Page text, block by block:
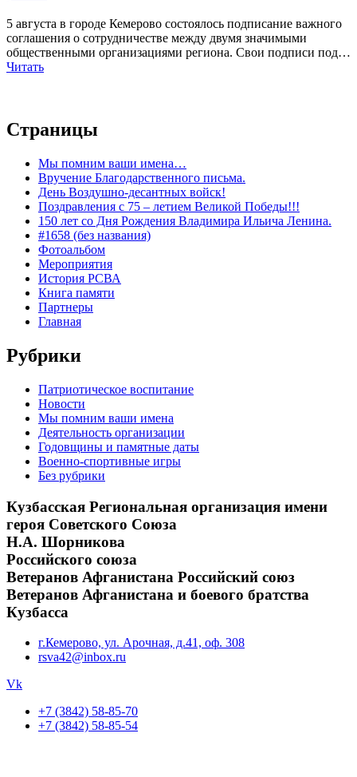
5 августа в городе Кемерово состоялось подписание важного
соглашения о сотрудничестве между двумя значимыми
общественными организациями региона. Свои подписи под…
Читать
Страницы
Мы помним ваши имена…
Вручение Благодарственного письма.
День Воздушно-десантных войск!
Поздравления с 75 – летием Великой Победы!!!
150 лет со Дня Рождения Владимира Ильича Ленина.
#1658 (без названия)
Фотоальбом
Мероприятия
История РСВА
Книга памяти
Партнеры
Главная
Рубрики
Патриотическое воспитание
Новости
Мы помним ваши имена
Деятельность организации
Годовщины и памятные даты
Военно-спортивные игры
Без рубрики
Кузбасская Региональная организация имени
героя Советского Союза
Н.А. Шорникова
Российского союза
Ветеранов Афганистана Российский союз
Ветеранов Афганистана и боевого братства
Кузбасса
г.Кемерово, ул. Арочная, д.41, оф. 308
rsva42@inbox.ru
Vk
+7 (3842) 58-85-70
+7 (3842) 58-85-54